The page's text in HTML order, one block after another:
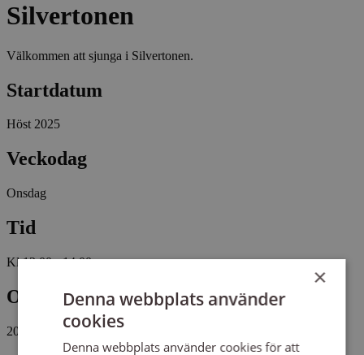
Silvertonen
Välkommen att sjunga i Silvertonen.
Startdatum
Höst 2025
Veckodag
Onsdag
Tid
Kl 13:00 - 14:00
Omfattning
20 tillfällen, 15 studietimmar
×
Denna webbplats använder
cookies
Denna webbplats använder cookies för att